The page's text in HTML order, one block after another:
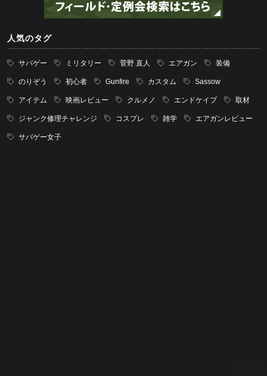
人気のタグ
サバゲー ミリタリー 菅野 直人 エアガン 装備
のりぞう 初心者 Gunfire カスタム Sassow
アイテム 映画レビュー クルメノ エンドケイプ 取材
ジャンク修理チャレンジ コスプレ 雑学 エアガンレビュー
サバゲー女子